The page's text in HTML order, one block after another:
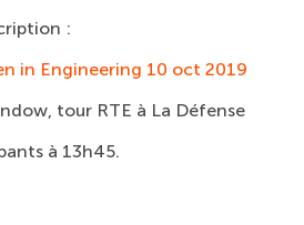
:
in Engineering 10 oct 2019
tour RTE à La Défense
à 13h45.